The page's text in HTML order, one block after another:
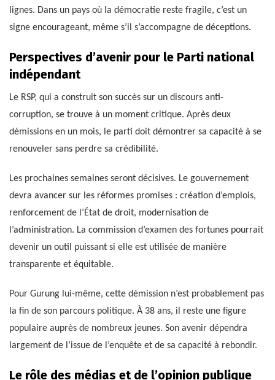
lignes. Dans un pays où la démocratie reste fragile, c’est un
signe encourageant, même s’il s’accompagne de déceptions.
Perspectives d’avenir pour le Parti national
indépendant
Le RSP, qui a construit son succès sur un discours anti-
corruption, se trouve à un moment critique. Après deux
démissions en un mois, le parti doit démontrer sa capacité à se
renouveler sans perdre sa crédibilité.
Les prochaines semaines seront décisives. Le gouvernement
devra avancer sur les réformes promises : création d’emplois,
renforcement de l’État de droit, modernisation de
l’administration. La commission d’examen des fortunes pourrait
devenir un outil puissant si elle est utilisée de manière
transparente et équitable.
Pour Gurung lui-même, cette démission n’est probablement pas
la fin de son parcours politique. À 38 ans, il reste une figure
populaire auprès de nombreux jeunes. Son avenir dépendra
largement de l’issue de l’enquête et de sa capacité à rebondir.
Le rôle des médias et de l’opinion publique